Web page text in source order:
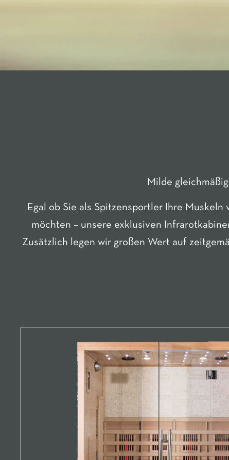
Milde
Egal ob Sie als Spitzensportler Ihre
möchten – unsere exklusiven
Zusätzlich legen wir großen Wert auf